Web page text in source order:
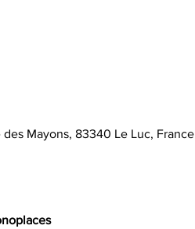
Mayons, 83340 Le Luc, France